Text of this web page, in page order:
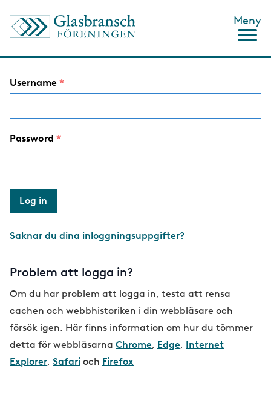
Meny
Username
Password
Saknar du dina inloggningsuppgifter?
Problem att logga in?
Om du har problem att logga in, testa att rensa
cachen och webbhistoriken i din webbläsare och
försök igen. Här finns information om hur du tömmer
detta för webbläsarna Chrome, Edge, Internet
Explorer, Safari och Firefox